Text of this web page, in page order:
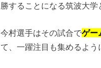
勝することになる筑波大学
今村選手はその試合でゲー
て、一躍注目も集めるよう